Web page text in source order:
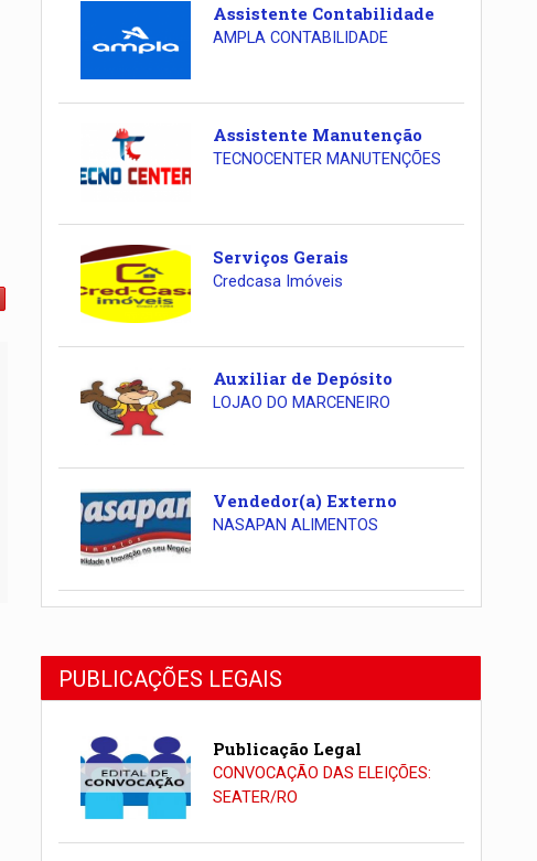
Assistente Contabilidade
AMPLA CONTABILIDADE
Assistente Manutenção
TECNOCENTER MANUTENÇÕES
Serviços Gerais
Credcasa Imóveis
Auxiliar de Depósito
LOJAO DO MARCENEIRO
Vendedor(a) Externo
NASAPAN ALIMENTOS
PUBLICAÇÕES LEGAIS
Publicação Legal
CONVOCAÇÃO DAS ELEIÇÕES:
SEATER/RO